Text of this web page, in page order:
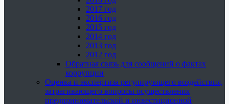
2017 год
2016 год
2015 год
2014 год
2013 год
2012 год
Обратная связь для сообщений о фактах
коррупции
Оценка и экспертиза регулирующего воздействия,
затрагивающего вопросы осуществления
предпринимательской и инвестиционной